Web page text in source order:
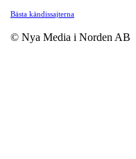
Bästa kändissajterna
© Nya Media i Norden AB